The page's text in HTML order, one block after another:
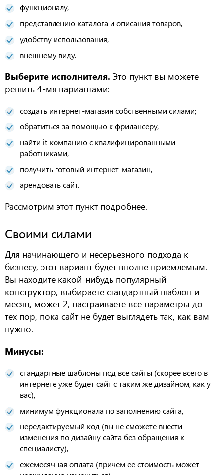
функционалу,
представлению каталога и описания товаров,
удобству использования,
внешнему виду.
Выберите исполнителя. Это пункт вы можете
решить 4-мя вариантами:
создать интернет-магазин собственными силами;
обратиться за помощью к фрилансеру,
найти it-компанию с квалифицированными
работниками,
получить готовый интернет-магазин,
арендовать сайт.
Рассмотрим этот пункт подробнее.
Своими силами
Для начинающего и несерьезного подхода к
бизнесу, этот вариант будет вполне приемлемым.
Вы находите какой-нибудь популярный
конструктор, выбираете стандартный шаблон и
месяц, может 2, настраиваете все параметры до
тех пор, пока сайт не будет выглядеть так, как вам
нужно.
Минусы:
стандартные шаблоны под все сайты (скорее всего в
интернете уже будет сайт с таким же дизайном, как у
вас),
минимум функционала по заполнению сайта,
нередактируемый код (вы не сможете внести
изменения по дизайнусайта без обращения к
специалисту),
ежемесячная оплата (причем ее стоимость может